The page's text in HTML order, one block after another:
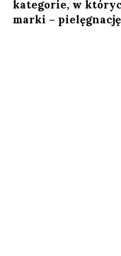
kategorie, w
marki –